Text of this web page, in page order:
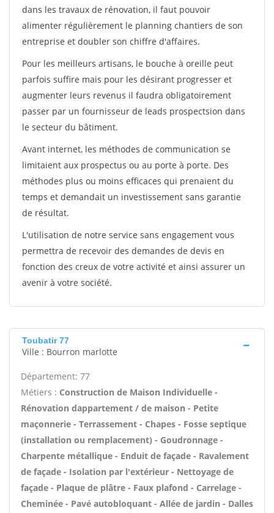
dans les travaux de rénovation, il faut pouvoir
alimenter régulièrement le planning chantiers de son
entreprise et doubler son chiffre d'affaires.
Pour les meilleurs artisans, le bouche à oreille peut
parfois suffire mais pour les désirant progresser et
augmenter leurs revenus il faudra obligatoirement
passer par un fournisseur de leads prospectsion dans
le secteur du bâtiment.
Avant internet, les méthodes de communication se
limitaient aux prospectus ou au porte à porte. Des
méthodes plus ou moins efficaces qui prenaient du
temps et demandait un investissement sans garantie
de résultat.
L'utilisation de notre service sans engagement vous
permettra de recevoir des demandes de devis en
fonction des creux de votre activité et ainsi assurer un
avenir à votre société.
Toubatir 77
Ville : Bourron marlotte
Département: 77
Métiers : Construction de Maison Individuelle -
Rénovation dappartement / de maison - Petite
maçonnerie - Terrassement - Chapes - Fosse septique
(installation ou remplacement) - Goudronnage -
Charpente métallique - Enduit de façade - Ravalement
de façade - Isolation par l'extérieur - Nettoyage de
façade - Plaque de plâtre - Faux plafond - Carrelage -
Cheminée - Pavé autobloquant - Allée de jardin - Dalles